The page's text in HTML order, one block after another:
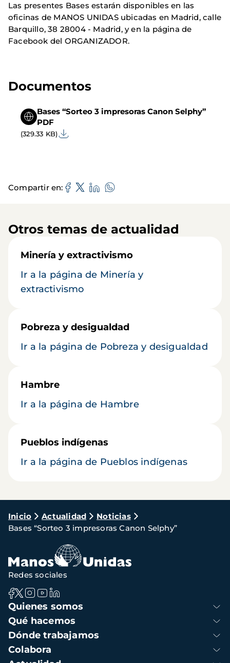
Las presentes Bases estarán disponibles en las
oficinas de MANOS UNIDAS ubicadas en Madrid, calle
Barquillo, 38 28004 - Madrid, y en la página de
Facebook del ORGANIZADOR.
Documentos
Bases “Sorteo 3 impresoras Canon Selphy”
PDF
(329.33 KB)
Compartir en
Otros temas de actualidad
Minería y extractivismo
Ir a la página de Minería y
extractivismo
Pobreza y desigualdad
Ir a la página de Pobreza y desigualdad
Hambre
Ir a la página de Hambre
Pueblos indígenas
Ir a la página de Pueblos indígenas
Ruta
de
navegación
Inicio Actualidad
Noticias
Bases “Sorteo 3 impresoras Canon Selphy”
Navegación
principal
Quienes somos
Qué hacemos
Dónde trabajamos
Colabora
Redes sociales